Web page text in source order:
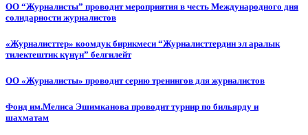
ОО “Журналисты” проводит мероприятия в честь Международного дня
солидарности журналистов
«Журналисттер» коомдук бирикмеси “Журналисттердин эл аралык
тилектештик күнүн” белгилейт
ОО «Журналисты» проводит серию тренингов для журналистов
Фонд им.Мелиса Эшимканова проводит турнир по бильярду и
шахматам